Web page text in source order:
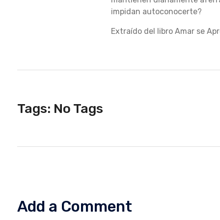
O
C
M
impidan autoconocerte?
Extraído del libro Amar se
Tags: No Tags
Add a Comment